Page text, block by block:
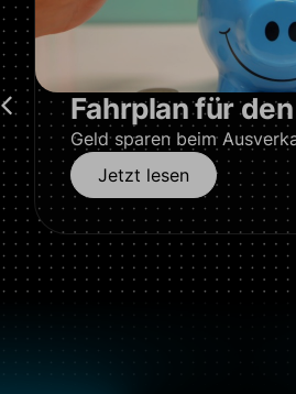
Berufswahl
Wenn du mit der Schule
du vielleicht noch immer
Rennfahrer:in werden,
ergreifen doch einen
Jetzt lesen